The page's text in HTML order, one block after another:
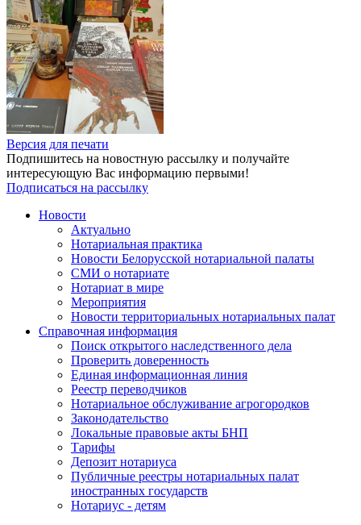
Версия для печати
Подпишитесь на новостную рассылку и получайте
интересующую Вас информацию первыми!
Подписаться на рассылку
Новости
Актуально
Нотариальная практика
Новости Белорусской нотариальной палаты
СМИ о нотариате
Нотариат в мире
Мероприятия
Новости территориальных нотариальных палат
Справочная информация
Поиск открытого наследственного дела
Проверить доверенность
Единая информационная линия
Реестр переводчиков
Нотариальное обслуживание агрогородков
Законодательство
Локальные правовые акты БНП
Тарифы
Депозит нотариуса
Публичные реестры нотариальных палат
иностранных государств
Нотариус - детям